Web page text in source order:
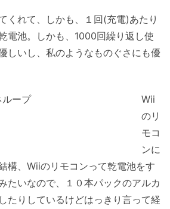
くれて、しかも、１回(充電)あたり
電池。しかも、1000回繰り返し使
しいし、私のようなものぐさにも優
Wii
のリ
モコ
ンに
構、Wiiのリモコンって乾電池をす
たいなので、１０本パックのアルカ
たりしているけどはっきり言って経